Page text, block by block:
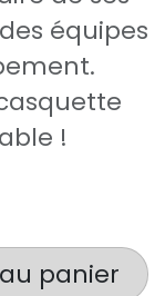
équipes
!
panier